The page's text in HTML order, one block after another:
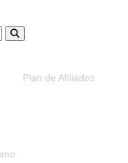
Plan de Afiliados